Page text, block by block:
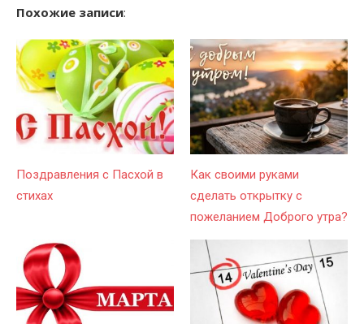
Похожие записи:
Поздравления с Пасхой в
стихах
Как своими руками
сделать открытку с
пожеланием Доброго утра?